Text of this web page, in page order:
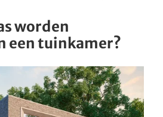
worden
een tuinkamer?